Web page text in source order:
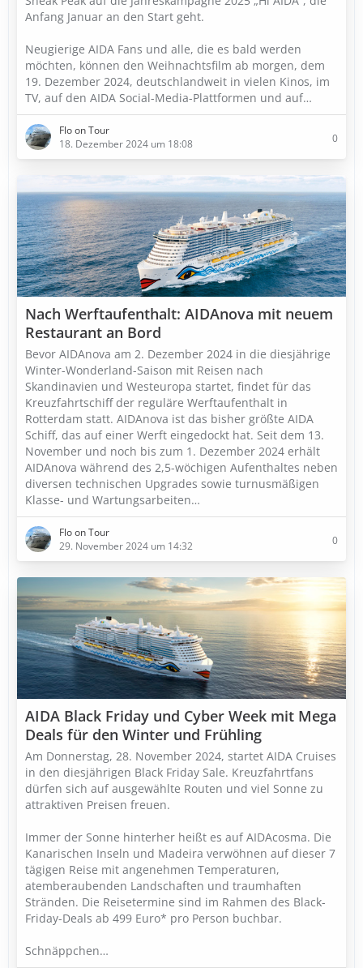
Anfang Januar an den Start geht.
Neugierige AIDA Fans und alle, die es bald werden
möchten, können den Weihnachtsfilm ab morgen, dem
19. Dezember 2024, deutschlandweit in vielen Kinos, im
TV, auf den AIDA Social-Media-Plattformen und auf…
Flo on Tour
18. Dezember 2024 um 18:08
0
Nach Werftaufenthalt: AIDAnova mit neuem
Restaurant an Bord
Bevor AIDAnova am 2. Dezember 2024 in die diesjährige
Winter-Wonderland-Saison mit Reisen nach
Skandinavien und Westeuropa startet, findet für das
Kreuzfahrtschiff der reguläre Werftaufenthalt in
Rotterdam statt. AIDAnova ist das bisher größte AIDA
Schiff, das auf einer Werft eingedockt hat. Seit dem 13.
November und noch bis zum 1. Dezember 2024 erhält
AIDAnova während des 2,5-wöchigen Aufenthaltes neben
diversen technischen Upgrades sowie turnusmäßigen
Klasse- und Wartungsarbeiten…
Flo on Tour
29. November 2024 um 14:32
0
AIDA Black Friday und Cyber Week mit Mega
Deals für den Winter und Frühling
Am Donnerstag, 28. November 2024, startet AIDA Cruises
in den diesjährigen Black Friday Sale. Kreuzfahrtfans
dürfen sich auf ausgewählte Routen und viel Sonne zu
attraktiven Preisen freuen.
Immer der Sonne hinterher heißt es auf AIDAcosma. Die
Kanarischen Inseln und Madeira verwöhnen auf dieser 7
tägigen Reise mit angenehmen Temperaturen,
atemberaubenden Landschaften und traumhaften
Stränden. Die Reisetermine sind im Rahmen des Black-
Friday-Deals ab 499 Euro* pro Person buchbar.
Schnäppchen…